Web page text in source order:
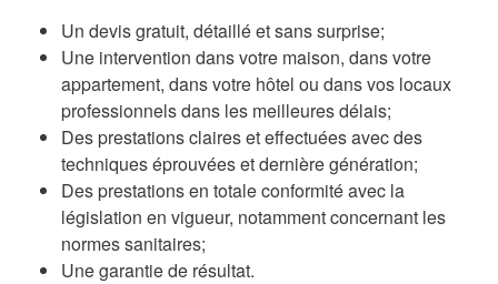
Un devis gratuit, détaillé et sans surprise;
Une intervention dans votre maison, dans votre
appartement, dans votre hôtel ou dans vos locaux
professionnels dans les meilleures délais;
Des prestations claires et effectuées avec des
techniques éprouvées et dernière génération;
Des prestations en totale conformité avec la
législation en vigueur, notamment concernant les
normes sanitaires;
Une garantie de résultat.